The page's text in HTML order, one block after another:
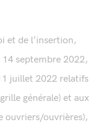
et de l’insertion,
14 septembre 2022,
juillet 2022 relatifs
générale) et aux
ouvriers/ouvrières),